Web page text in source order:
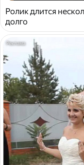
Ролик длится
долго